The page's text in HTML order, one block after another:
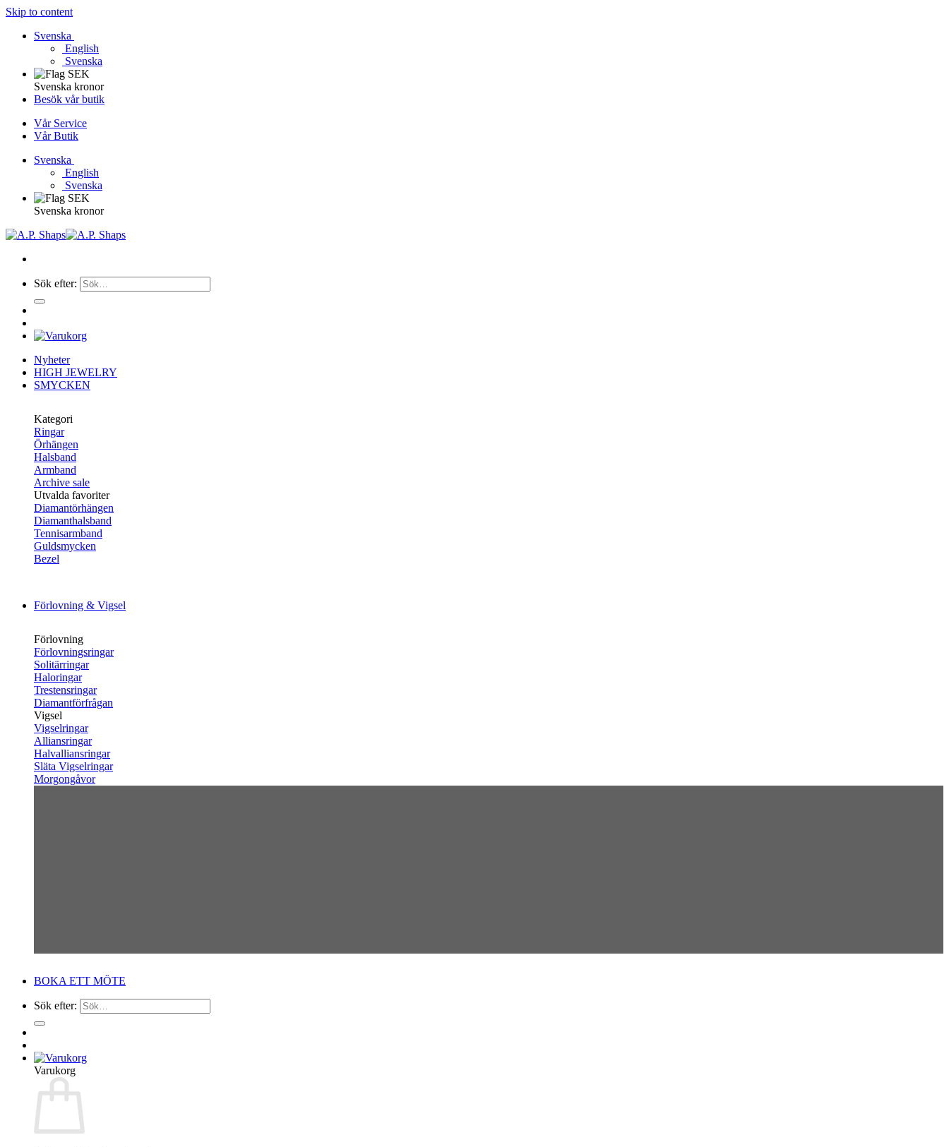
Skip to content
Svenska
English
Svenska
Svenska kronor
Besök vår butik
Vår Service
Vår Butik
Svenska
English
Svenska
Svenska kronor
Sök efter:
Nyheter
HIGH JEWELRY
SMYCKEN
Kategori
Ringar
Örhängen
Halsband
Armband
Archive sale
Utvalda favoriter
Diamantörhängen
Diamanthalsband
Tennisarmband
Guldsmycken
Bezel
Förlovning & Vigsel
Förlovning
Förlovningsringar
Solitärringar
Haloringar
Trestensringar
Diamantförfrågan
Vigsel
Vigselringar
Alliansringar
Halvalliansringar
Släta Vigselringar
Morgongåvor
BOKA ETT MÖTE
Sök efter:
Varukorg